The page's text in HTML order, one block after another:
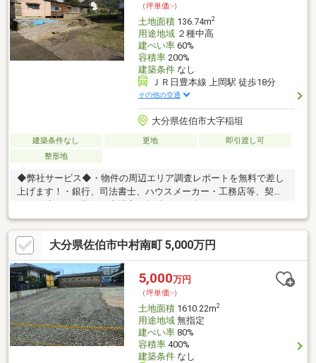
（坪単価:-）
土地面積136.74m2
用途地域２種中高
建ぺい率60%
容積率200%
建築条件なし
ＪＲ日豊本線 上岡駅 徒歩18分
その他の交通
大分県佐伯市大字稲垣
建築条件なし 更地
即引渡し可
整形地
◆弊社サービス◆・物件の周辺エリア調査レポートを無料で差し
上げます！・銀行、司法書士、ハウスメーカー・工務店等、契約
ップでお任せください！◆オススメポイント◆・整形地・静かな
住環境・コスモタウンフリーモールまで車で約5分ほど・周辺車通
りが少ないエリア・更地渡し（現況）・建築条件なし・平坦なエ
リア・お求めやすい価格敷地までの道路状況や現地の状況は必ず
ご確認ください。洪水・高潮・ため池ハザードマップの対象エリ
アです。詳細はスタッフまでお尋ねください。条件の相談などお
気軽にお問い合わせください。
大分県佐伯市中村南町 5,000万円
5,000万円
（坪単価:-）
土地面積1610.22m2
用途地域無指定
建ぺい率80%
容積率400%
建築条件なし